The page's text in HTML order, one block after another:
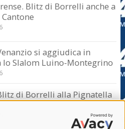
Blitz di Borrelli anche a
si aggiudica in
lo Slalom Luino-Montegrino
di Borrelli alla Pignatella